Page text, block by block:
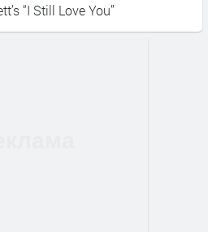
“I Still Love You”